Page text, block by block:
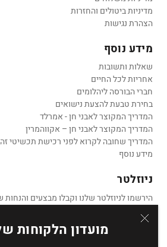
מועדון הלקוחות
מדיניות ביטולים והחזרות
הצהרת נגישות
מידע נוסף
שאלות ותשובות
אחריות לכל החיים
חברי הבורסה ליהלומים
בחירת טבעת להצעת נישואים
המדריך המקוצר לאבני חן - אמרלד
המדריך המקוצר לאבני חן – אקווהמרין
המדריך שחובה לקרוא לפני רכישת תכשיטי
מידע נוסף
ניוזלטר
הירשמו לניוזלטר שלנו וקבלו מבצעים והנחות